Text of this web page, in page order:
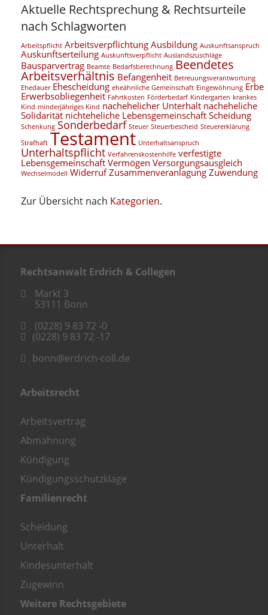
Aktuelle Rechtsprechung & Rechtsurteile
nach Schlagworten
Arbeitspflicht Arbeitsverpflichtung Ausbildung Auskunftsanspruch
Auskunftserteilung Auskunftsverpflicht Auslandszuschläge
Bausparvertrag Beamte Bedarfsberechnung Beendetes
Arbeitsverhältnis Befangenheit Betreuungsverantwortung
Ehedauer Ehescheidung eheähnliche Gemeinschaft Eingewöhnung Erbe
Erwerbsobliegenheit Fahrtkosten Förderbedarf Kindergarten krankes
Kind minderjähriges Kind nachehelicher Unterhalt nacheheliche
Solidarität nichteheliche Lebensgemeinschaft Scheidung
Schenkung Sonderbedarf Steuer Steuerbescheid Steuererklärung
Strafhaft Testament Unterhaltsanspruch
Unterhaltspflicht Verfahrenskostenhilfe verfestigte
Lebensgemeinschaft Vermögen Versorgungsausgleich
Wechselmodell Widerruf Zusammenveranlagung Zuwendung
Zur Übersicht nach Kategorien.
Rechtsanwalt Erdrich & Collegen
Markt 3
53111 Bonn
(0228) 9 83 72 -0
(0228) 9 83 72 -17
bonn@erdrich-coll.de
Arbeitsrecht
Arbeitsvertrag
Abmahnung
Kündigung
Kündigungsschutzklage
Familienrecht
Scheidung
Unterhalt
Kindesunterhalt
Zugewinn
Weitere Rechtsgebiete